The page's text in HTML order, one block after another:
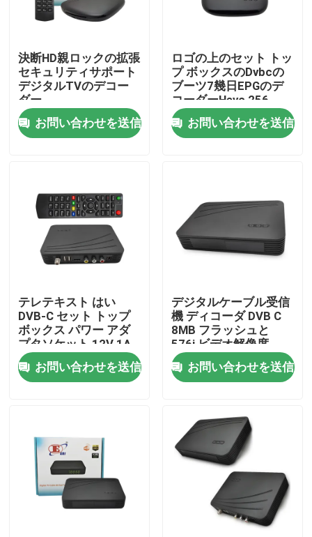
ホーム
VRショー
企業情報
会社案内
品質管理
見積依頼
テレビの上箱
決断HD親ロックの拡張
セキュリティサポート
デジタルTVのデコー
ダー
お問い合わせを送信
ロゴの上のセット トッ
プ ボックスのDvbcの
ブーツ7幾日EPGのデ
コーダーHevc 256
お問い合わせを送信
テレテキスト はい
DVB-C セット トップ
ボックス パワー アダ
プタソケット 12V 1A
お問い合わせを送信
デジタルケーブル受信
機 ディコーダ DVB C
8MB フラッシュと
576i ビデオ解像度
お問い合わせを送信